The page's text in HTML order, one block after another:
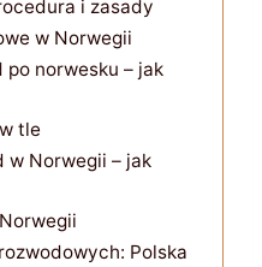
i zasady
w Norwegii
norwesku – jak
tle
w Norwegii – jak
Polska